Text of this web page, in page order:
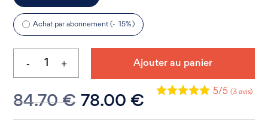
84.70€ Le
prix
78.00 € Le
prix
5/5(3 avis)
purchase
type Achat par abonnement (- 15% )
Ajouter au panier